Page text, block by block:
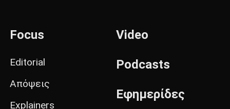
Focus
Editorial
Απόψεις
Explainers
Video
Podcasts
Εφημερίδες